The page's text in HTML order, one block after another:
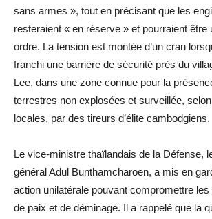
sans armes », tout en précisant que les
resteraient « en réserve » et pourraient être
ordre. La tension est montée d’un cran
franchi une barrière de sécurité près du
Lee, dans une zone connue pour la
terrestres non explosées et surveillée,
locales, par des tireurs d’élite cambodgiens.
Le vice-ministre thaïlandais de la Défense,
général Adul Bunthamcharoen, a mis en
action unilatérale pouvant compromettre
de paix et de déminage. Il a rappelé que la